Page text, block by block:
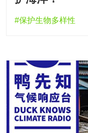
#保护生物多样性